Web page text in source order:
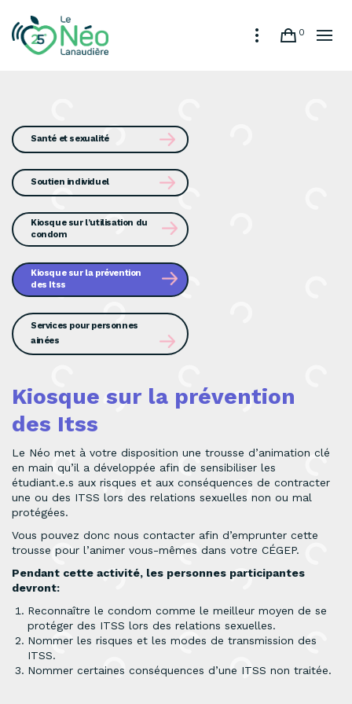
0
Santé et sexualité
Soutien individuel
Kiosque sur l’utilisation du
condom
Kiosque sur la prévention
des Itss
Services pour personnes
ainées
Kiosque sur la prévention
des Itss
Le Néo met à votre disposition une trousse d’animation clé
en main qu’il a développée afin de sensibiliser les
étudiant.e.s aux risques et aux conséquences de contracter
une ou des ITSS lors des relations sexuelles non ou mal
protégées.
Vous pouvez donc nous contacter afin d’emprunter cette
trousse pour l’animer vous-mêmes dans votre CÉGEP.
Pendant cette activité, les personnes participantes
devront:
Reconnaître le condom comme le meilleur moyen de se
protéger des ITSS lors des relations sexuelles.
Nommer les risques et les modes de transmission des
ITSS.
Nommer certaines conséquences d’une ITSS non traitée.